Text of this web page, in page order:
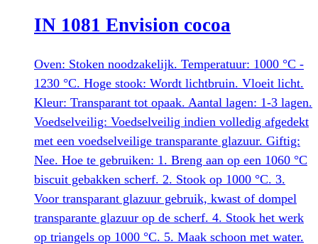
IN 1081 Envision cocoa
Oven: Stoken noodzakelijk. Temperatuur: 1000 °C -
1230 °C. Hoge stook: Wordt lichtbruin. Vloeit licht.
Kleur: Transparant tot opaak. Aantal lagen: 1-3 lagen.
Voedselveilig: Voedselveilig indien volledig afgedekt
met een voedselveilige transparante glazuur. Giftig:
Nee. Hoe te gebruiken: 1. Breng aan op een 1060 °C
biscuit gebakken scherf. 2. Stook op 1000 °C. 3.
Voor transparant glazuur gebruik, kwast of dompel
transparante glazuur op de scherf. 4. Stook het werk
op triangels op 1000 °C. 5. Maak schoon met water.